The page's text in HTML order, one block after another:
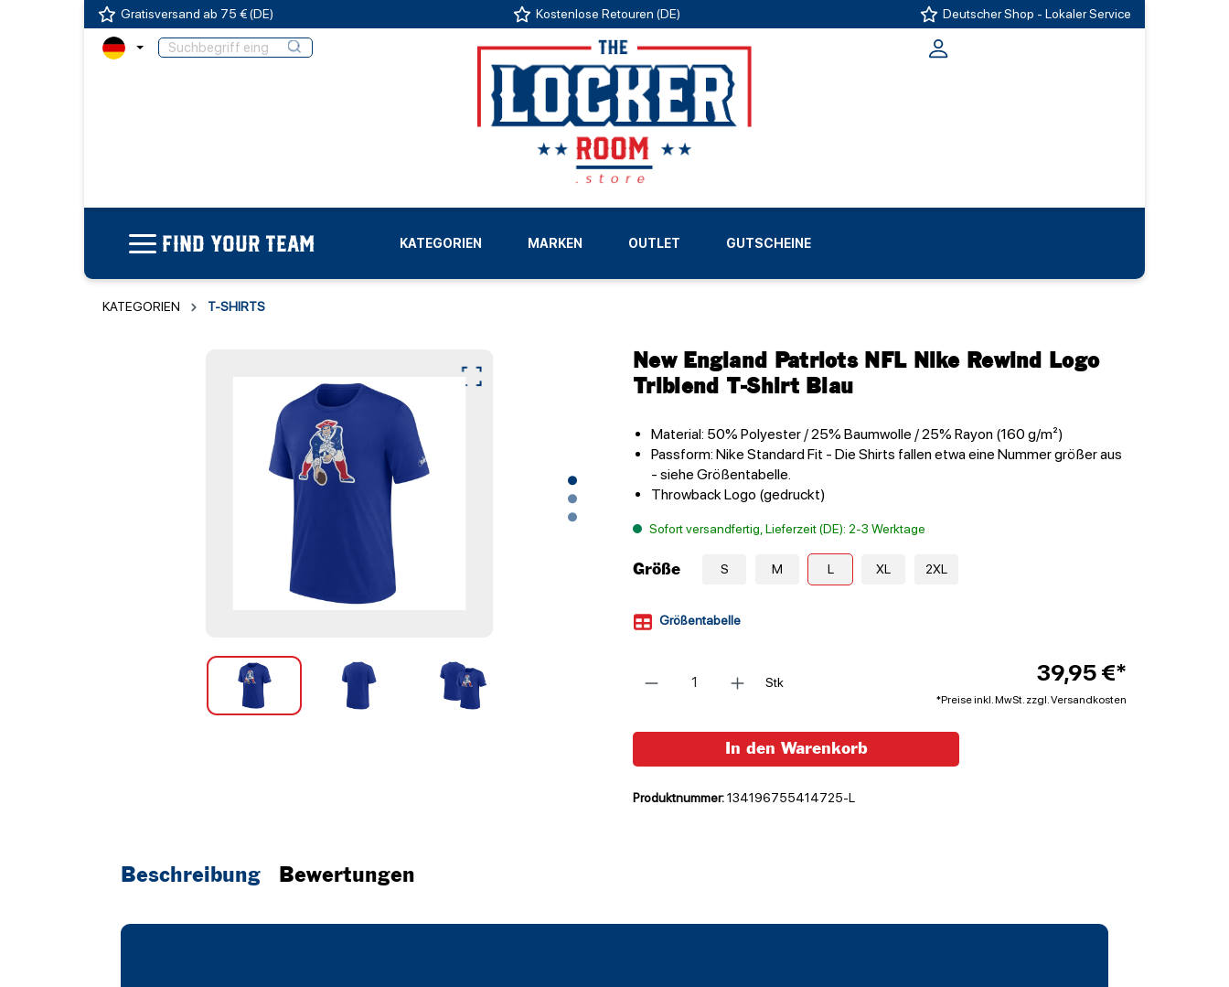
Gratisversand ab 75 € (DE) Kostenlose Retouren (DE) Deutscher Shop - Lokaler Service
FIND YOUR TEAM KATEGORIEN MARKEN
LIGEN
OUTLET GUTSCHEINE
KATEGORIEN T-SHIRTS
New England Patriots NFL Nike Rewind Logo
Triblend T-Shirt Blau
Material: 50% Polyester / 25% Baumwolle / 25% Rayon (160 g/m²)
Passform: Nike Standard Fit - Die Shirts fallen etwa eine Nummer größer aus
- siehe Größentabelle.
Throwback Logo (gedruckt)
Sofort versandfertig, Lieferzeit (DE): 2-3 Werktage
Größe S M L XL 2XL
Größentabelle
Stk
39,95 €*
*Preise inkl. MwSt. zzgl. Versandkosten
In den Warenkorb
Produktnummer:134196755414725-L
Beschreibung Bewertungen